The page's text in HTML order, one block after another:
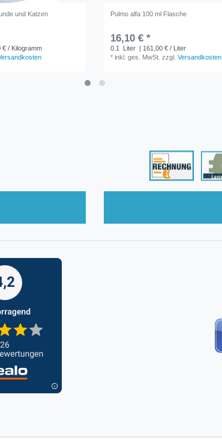
und Katzen
€ / Kilogramm
Pulmo alfa 100 ml Flasche
16,10 € *
0.1 Liter | 161,00 € / Liter
*inkl. ges. MwSt. zzgl.Versandkosten